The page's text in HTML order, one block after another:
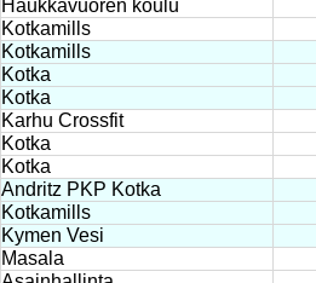
Haukkavuoren koulu
Kotkamills
Kotkamills
Kotka
Kotka
Karhu Crossfit
Kotka
Kotka
Andritz PKP Kotka
Kotkamills
Kymen Vesi
Masala